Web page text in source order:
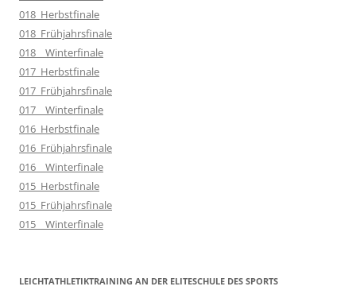
018_Herbstfinale
018_Frühjahrsfinale
018__Winterfinale
017_Herbstfinale
017_Frühjahrsfinale
017__Winterfinale
016_Herbstfinale
016_Frühjahrsfinale
016__Winterfinale
015_Herbstfinale
015_Frühjahrsfinale
015__Winterfinale
LEICHTATHLETIKTRAINING AN DER ELITESCHULE DES SPORTS